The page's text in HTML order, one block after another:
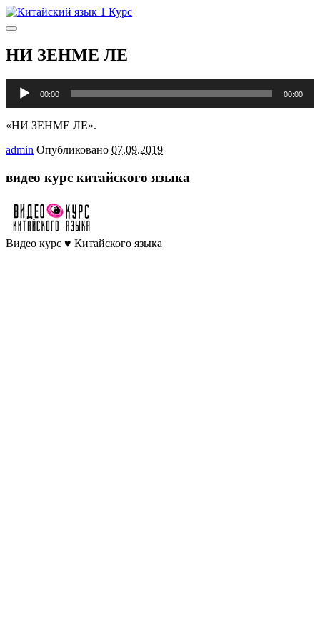
Главное
НИ ЗЕНМЕ ЛЕ
Аудиоплеер
00:00 00:00
«НИ ЗЕНМЕ ЛЕ».
admin Опубликовано 07.09.2019
видео курс китайского языка
Видео курс ♥ Китайского языка